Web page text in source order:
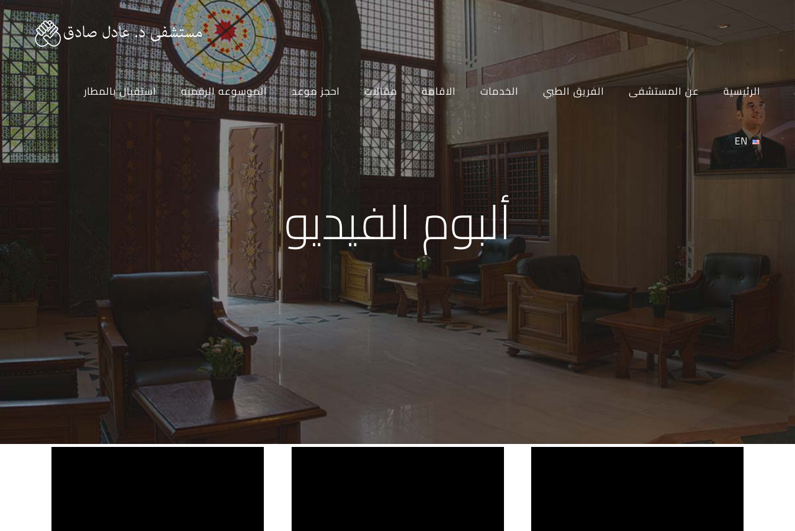
content
الرئيسية
عن المستشفى الفريق الطبي الخدمات الاقامة مقالات احجز موعد الموسوعه الرقميه استقبال بالمطار
EN
ألبوم الفيديو